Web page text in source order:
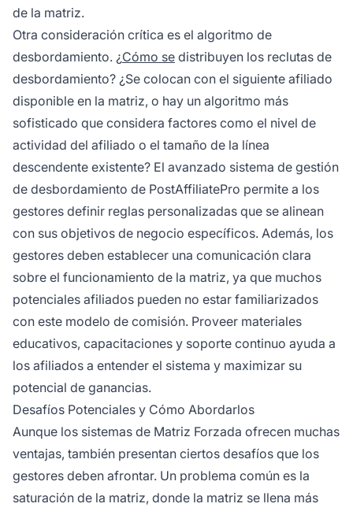
de la matriz.
Otra consideración crítica es el algoritmo de
desbordamiento. ¿Cómo se distribuyen los reclutas de
desbordamiento? ¿Se colocan con el siguiente afiliado
disponible en la matriz, o hay un algoritmo más
sofisticado que considera factores como el nivel de
actividad del afiliado o el tamaño de la línea
descendente existente? El avanzado sistema de gestión
de desbordamiento de PostAffiliatePro permite a los
gestores definir reglas personalizadas que se alinean
con sus objetivos de negocio específicos. Además, los
gestores deben establecer una comunicación clara
sobre el funcionamiento de la matriz, ya que muchos
potenciales afiliados pueden no estar familiarizados
con este modelo de comisión. Proveer materiales
educativos, capacitaciones y soporte continuo ayuda a
los afiliados a entender el sistema y maximizar su
potencial de ganancias.
Desafíos Potenciales y Cómo Abordarlos
Aunque los sistemas de Matriz Forzada ofrecen muchas
ventajas, también presentan ciertos desafíos que los
gestores deben afrontar. Un problema común es la
saturación de la matriz, donde la matriz se llena más